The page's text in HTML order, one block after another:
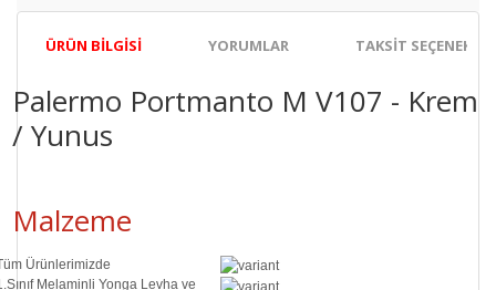
ÜRÜN BILGISI YORUMLAR TAKSIT
Palermo Portmanto M V107 - Krem
/ Yunus
Malzeme
Ürünlerimizde
Melaminli Yonga Levha ve